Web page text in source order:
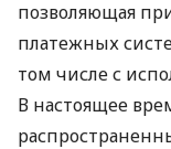
позволяющая
платежных
том числе с
В настоящее